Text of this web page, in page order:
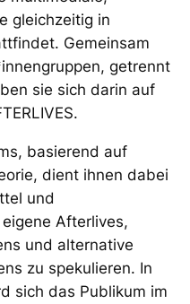
gleichzeitig in
Gemeinsam
getrennt
sie sich darin auf
basierend auf
dient ihnen dabei
und
Afterlives,
und alternative
zu spekulieren. In
sich das Publikum im